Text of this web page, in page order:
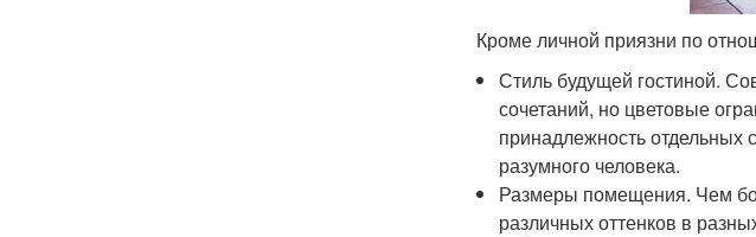
Кроме личной приязни по
Стиль будущей гостиной.
сочетаний, но цветовые
принадлежность отдельных
разумного человека.
Размеры помещения. Чем
различных оттенков в